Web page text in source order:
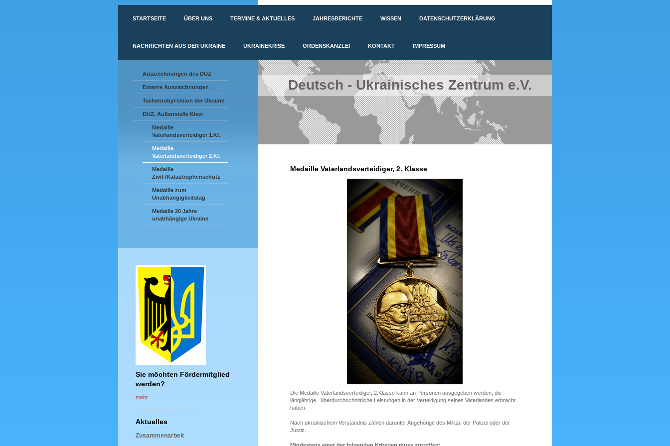
STARTSEITE ÜBER UNS TERMINE & AKTUELLES JAHRESBERICHTE WISSEN DATENSCHUTZERKLÄRUNG
NACHRICHTEN AUS DER UKRAINE UKRAINEKRISE ORDENSKANZLEI KONTAKT IMPRESSUM
Auszeichnungen des DUZ
Externe Auszeichnungen
Tschernobyl-Union der Ukraine
DUZ, Außenstelle Kiew
Medaille
Vaterlandsverteidiger 1.Kl.
Medaille
Vaterlandsverteidiger 2.Kl.
Medaille
Zivil-/Katastrophenschutz
Medaille zum
Unabhängigkeitstag
Medaille 20 Jahre
unabhängige Ukraine
Sie möchten Fördermitglied
werden?
mehr
Aktuelles
Zusammenarbeit
Deutsch - Ukrainisches Zentrum e.V.
Medaille Vaterlandsverteidiger, 2. Klasse
Die Medaille Vaterlandsverteidiger, 2.Klasse kann an Personen ausgegeben werden, die
längjährige, überdurchschnittliche Leistungen in der Verteidigung seines Vaterlandes erbracht
haben.
Nach ukrainischem Verständnis zählen darunter Angehörige des Militär, der Polizei oder der
Justiz.